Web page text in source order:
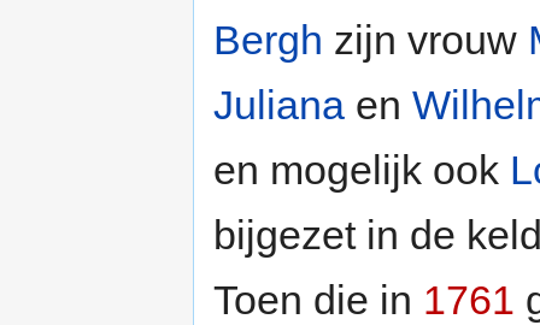
Bergh zijn vrouw
Juliana en
en mogelijk ook
bijgezet in de
Toen die in 1761